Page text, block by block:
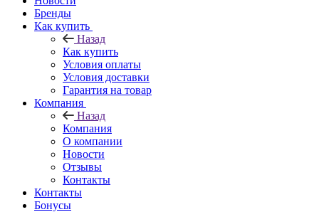
Бренды
Как купить
Назад
Как купить
Условия оплаты
Условия доставки
Гарантия на товар
Компания
Назад
Компания
О компании
Новости
Отзывы
Контакты
Контакты
Бонусы